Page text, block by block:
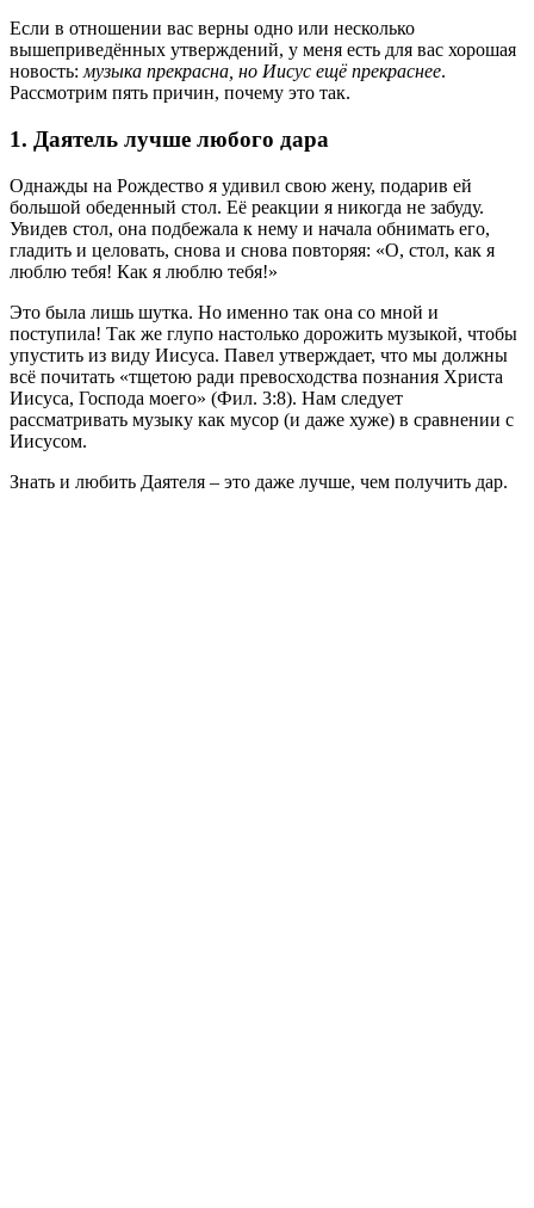
Если в отношении вас верны одно или несколько
вышеприведённых утверждений, у меня есть для вас хорошая
новость: музыка прекрасна, но Иисус ещё прекраснее.
Рассмотрим пять причин, почему это так.
1. Даятель лучше любого дара
Однажды на Рождество я удивил свою жену, подарив ей
большой обеденный стол. Её реакции я никогда не забуду.
Увидев стол, она подбежала к нему и начала обнимать его,
гладить и целовать, снова и снова повторяя: «О, стол, как я
люблю тебя! Как я люблю тебя!»
Это была лишь шутка. Но именно так она со мной и
поступила! Так же глупо настолько дорожить музыкой, чтобы
упустить из виду Иисуса. Павел утверждает, что мы должны
всё почитать «тщетою ради превосходства познания Христа
Иисуса, Господа моего» (Фил. 3:8). Нам следует
рассматривать музыку как мусор (и даже хуже) в сравнении с
Иисусом.
Знать и любить Даятеля – это даже лучше, чем получить дар.